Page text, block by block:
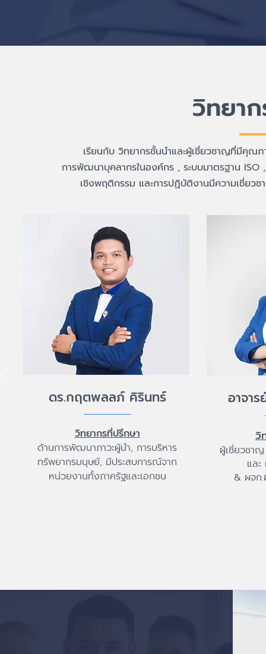
วิทยา
เรียนกับ วิทยากรชั้นนำและผู้เชี่ยวชาญที่มีคุณ
การพัฒนาบุคลากรในองค์กร , ระบบมาตรฐาน
เชิงพฤติกรรม และการปฏิบัติงานมีความเชี่ยว
ดร.กฤตพลลภ์ คิรินทร์
วิทยากรที่ปรึกษา
ด้านการพัฒนาภาวะผู้นำ, การบริหาร
ทรัพยากรมนุษย์, มีประสบการณ์จาก
หน่วยงานทั้งภาครัฐและเอกชน
อาจา
วิ
ผู้เชี่ยวชา
แล
& ผจก